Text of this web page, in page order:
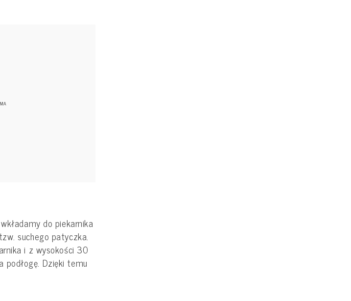
do piekarnika
suchego patyczka.
i z wysokości 30
Dzięki temu